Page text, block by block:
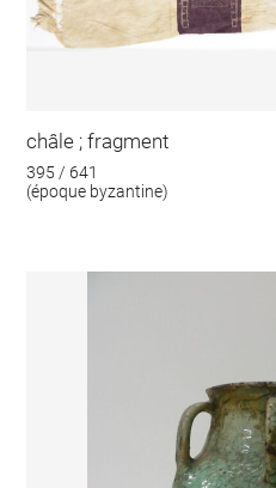
châle ; fragment
395 / 641
(époque byzantine)